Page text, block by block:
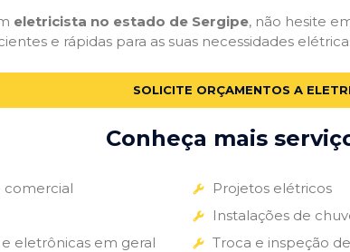
eletricista no estado de Sergipe, não hesite
e rápidas para as suas necessidades
SOLICITE ORÇAMENTOS A
Conheça mais
comercial
eletrônicas em geral
Projetos elétricos
Instalações de
Troca e inspeção